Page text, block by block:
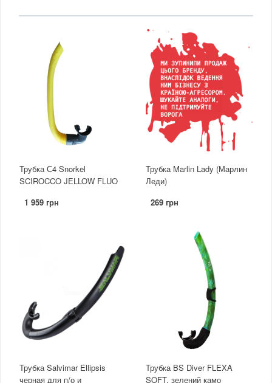
Трубка С4 Snorkel
SCIROCCO JELLOW FLUO
1 959 грн
Трубка Marlin Lady (Марлин
Леди)
269 грн
Трубка Salvimar Ellipsis
черная для п/о и
Трубка BS Diver FLEXA
SOFT, зелений камо